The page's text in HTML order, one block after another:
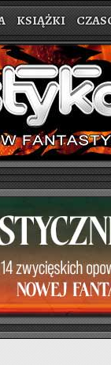
KSIĄŻKI